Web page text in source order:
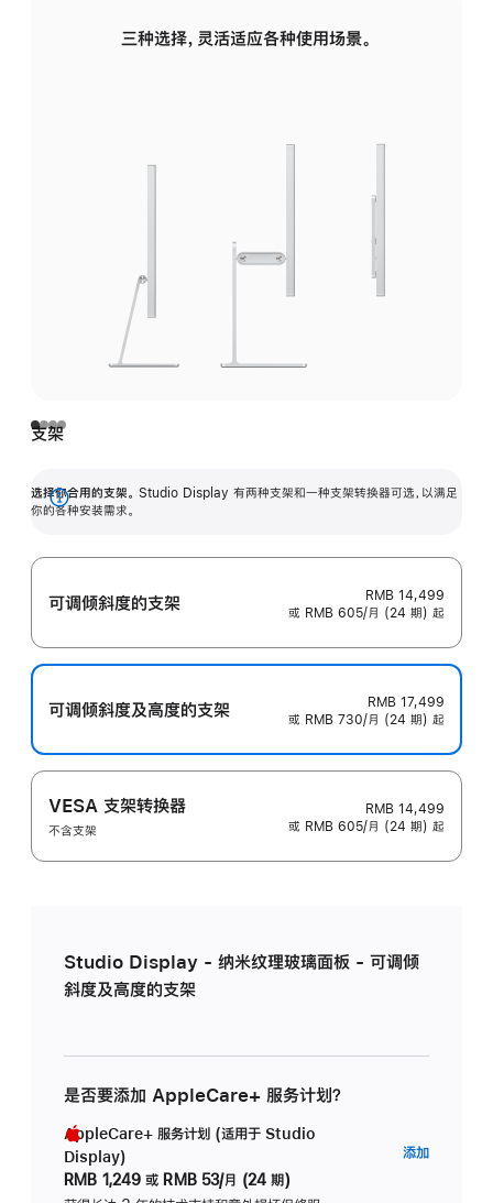
三种选择，灵活适应各种使用场景。
支架
选择你合用的支架。 Studio Display 有两种支架和一种支架转换器可选，以满足
你的各种安装需求。
展
可调倾斜度的支架
RMB 14,499
或 RMB 605/月 (24 期) 起
可调倾斜度及高‍度的支‍架
RMB 17,499
或 RMB 730/月 (24 期) 起
VESA 支架转换器
不含支架
RMB 14,499
或 RMB 605/月 (24 期) 起
Studio Display - 纳米纹理玻璃面板 - 可调倾
斜度及高度的支架
是否要添加 AppleCare+ 服务计划？
AppleCare+ 服务计划 (适用于 Studio
Display)
RMB 1,249 或 RMB 53/月 (24 期)
添加